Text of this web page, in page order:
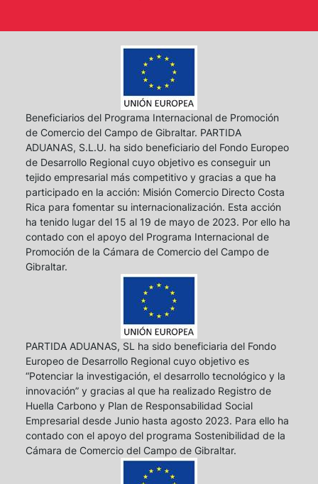
Beneficiarios del Programa Internacional de Promoción
de Comercio del Campo de Gibraltar. PARTIDA
ADUANAS, S.L.U. ha sido beneficiario del Fondo Europeo
de Desarrollo Regional cuyo objetivo es conseguir un
tejido empresarial más competitivo y gracias a que ha
participado en la acción: Misión Comercio Directo Costa
Rica para fomentar su internacionalización. Esta acción
ha tenido lugar del 15 al 19 de mayo de 2023. Por ello ha
contado con el apoyo del Programa Internacional de
Promoción de la Cámara de Comercio del Campo de
Gibraltar.
PARTIDA ADUANAS, SL ha sido beneficiaria del Fondo
Europeo de Desarrollo Regional cuyo objetivo es
“Potenciar la investigación, el desarrollo tecnológico y la
innovación” y gracias al que ha realizado Registro de
Huella Carbono y Plan de Responsabilidad Social
Empresarial desde Junio hasta agosto 2023. Para ello ha
contado con el apoyo del programa Sostenibilidad de la
Cámara de Comercio del Campo de Gibraltar.